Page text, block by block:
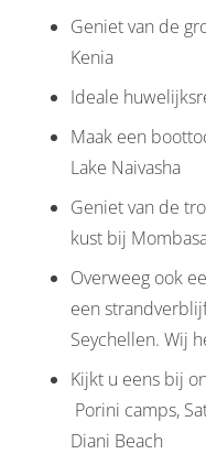
Geniet van de
Kenia
Ideale
Maak een
Lake Naivasha
Geniet van de
kust bij
Overweeg ook
een
Seychellen. Wij
Kijkt u eens bij
Porini camps,
Diani Beach